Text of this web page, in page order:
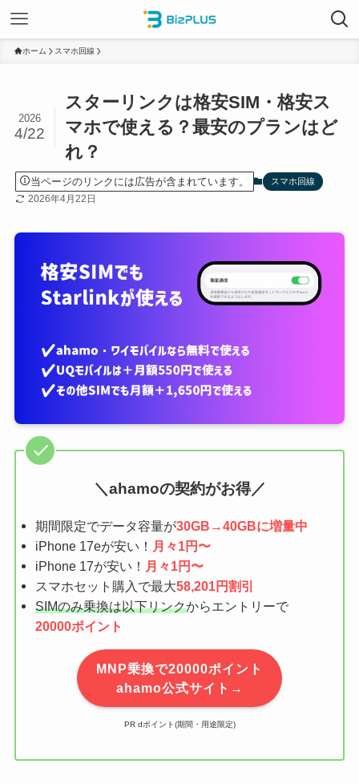
ホーム スマホ回線
スターリンクは格安SIM・格安ス
マホで使える？最安のプランはど
れ？
2026
4/22
当ページのリンクには広告が含まれています。 スマホ回線
2026年4月22日
＼ahamoの契約がお得／
期間限定でデータ容量が30GB→40GBに増量中
iPhone 17eが安い！ 月々1円〜
iPhone 17が安い！ 月々1円〜
スマホセット購入で最大58,201円割引
SIMのみ乗換は以下リンクからエントリーで
20000ポイント
MNP乗換で20000ポイント
ahamo公式サイト→
PR dポイント(期間・用途限定)